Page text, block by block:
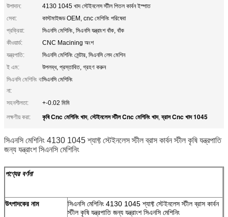
উপাদান:
4130 1045 খাদ স্টেইনলেস স্টীল পিতল কার্বন ইস্পাত
সেবা:
কাস্টমাইজড OEM, cnc মেশিনিং পরিষেবা
প্রক্রিয়া:
সিএনসি মেশিনিং, সিএনসি যন্ত্রাংশ বাঁক, বাঁক
কীওয়ার্ড:
CNC Macining অংশ
যন্ত্রপাতি:
সিএনসি মেশিনিং সেন্টার, সিএনসি লেদ মেশিন
ই এম:
উপলব্ধ, প্রস্তাবিত, গ্রহণ করুন
সিএনসি মেশিনিং বা
না:
সিএনসি মেশিনিং
সহনশীলতা:
+-0.02 মিমি
লক্ষণীয় করা:
কৃষি Cnc মেশিনিং খাদ, স্টেইনলেস স্টীল Cnc মেশিনিং খাদ,ব্রাস Cnc খাদ 1045
সিএনসি মেশিনিং 4130 1045 শ্যাফ্ট স্টেইনলেস স্টীল ব্রাস কার্বন স্টীল কৃষি যন্ত্রপাতি
জন্য যন্ত্রাংশ সিএনসি মেশিনিং
পণ্যের বর্ণনা
উৎপাদকের নাম
সিএনসি মেশিনিং 4130 1045 শ্যাফ্ট স্টেইনলেস স্টীল ব্রাস কার্বন
স্টীল কৃষি যন্ত্রপাতি জন্য যন্ত্রাংশ সিএনসি মেশিনিং